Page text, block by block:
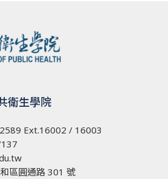
衛生學院
Ext.16002 / 16003
區圓通路 301 號